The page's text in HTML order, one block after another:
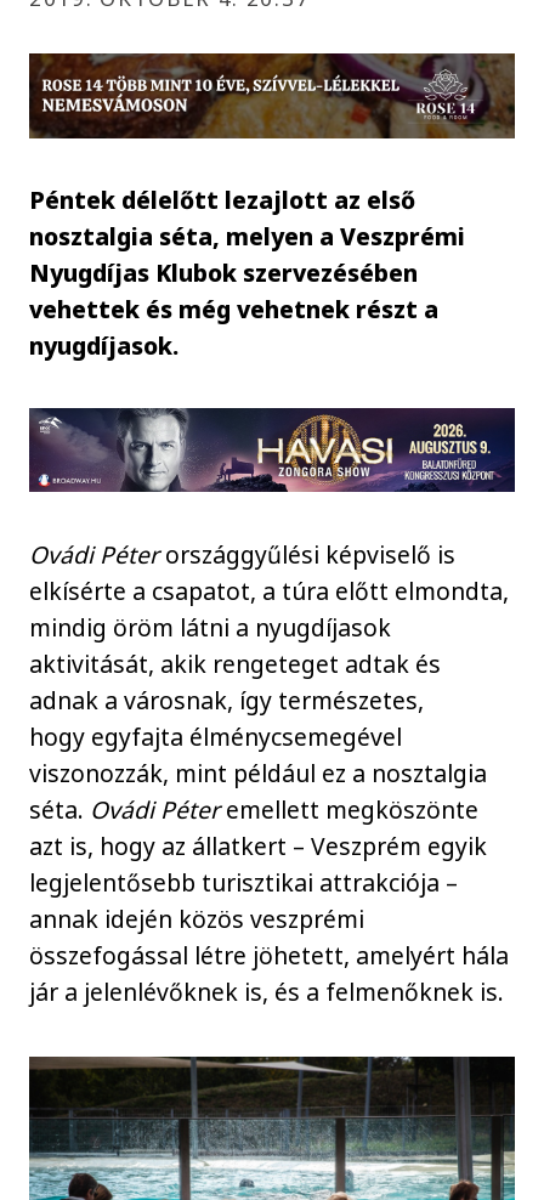
Péntek délelőtt lezajlott az első
nosztalgia séta, melyen a Veszprémi
Nyugdíjas Klubok szervezésében
vehettek és még vehetnek részt a
nyugdíjasok.
Ovádi Péterországgyűlési képviselő is
elkísérte a csapatot, a túra előtt elmondta,
mindig öröm látni a nyugdíjasok
aktivitását, akik rengeteget adtak és
adnak a városnak, így természetes,
hogy egyfajta élménycsemegével
viszonozzák, mint például ez a nosztalgia
séta. Ovádi Péteremellett megköszönte
azt is, hogy az állatkert – Veszprém egyik
legjelentősebb turisztikai attrakciója –
annak idején közös veszprémi
összefogással létre jöhetett, amelyért hála
jár a jelenlévőknek is, és a felmenőknek is.